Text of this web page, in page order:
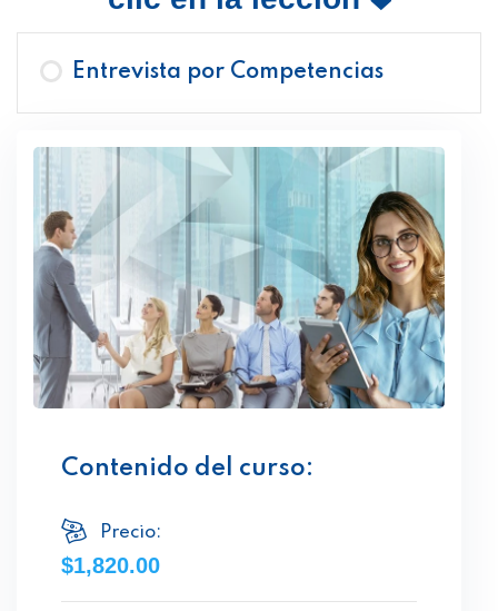
Entrevista por Competencias
Contenido del curso:
Precio:
$1,820.00